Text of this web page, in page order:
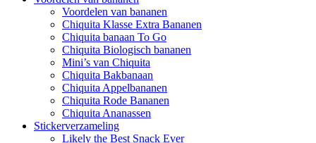
Voordelen van bananen
Chiquita Klasse Extra Bananen
Chiquita banaan To Go
Chiquita Biologisch bananen
Mini’s van Chiquita
Chiquita Bakbanaan
Chiquita Appelbananen
Chiquita Rode Bananen
Chiquita Ananassen
Stickerverzameling
Likely the Best Snack Ever